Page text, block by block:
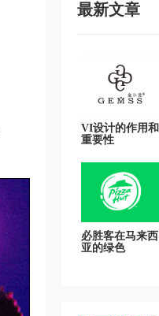
最新文章
VI设计的作用和
重要性
必胜客在马来西
亚的绿色